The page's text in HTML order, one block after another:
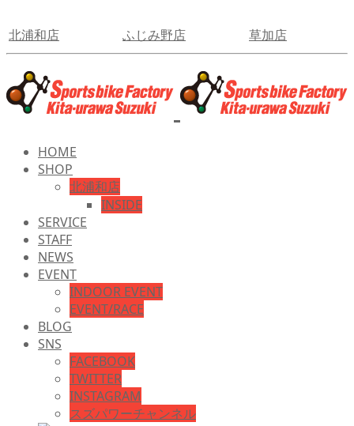
北浦和店 ふじみ野店 草加店
HOME
SHOP
北浦和店
INSIDE
SERVICE
STAFF
NEWS
EVENT
INDOOR EVENT
EVENT/RACE
BLOG
SNS
FACEBOOK
TWITTER
INSTAGRAM
スズパワーチャンネル